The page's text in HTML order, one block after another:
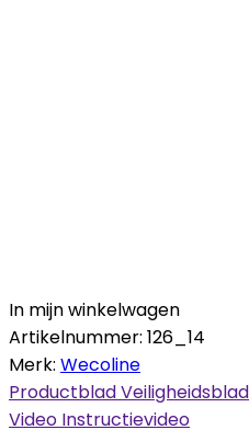
In mijn winkelwagen
Artikelnummer: 126_14
Merk: Wecoline
ProductbladVeiligheidsblad
Video Instructievideo